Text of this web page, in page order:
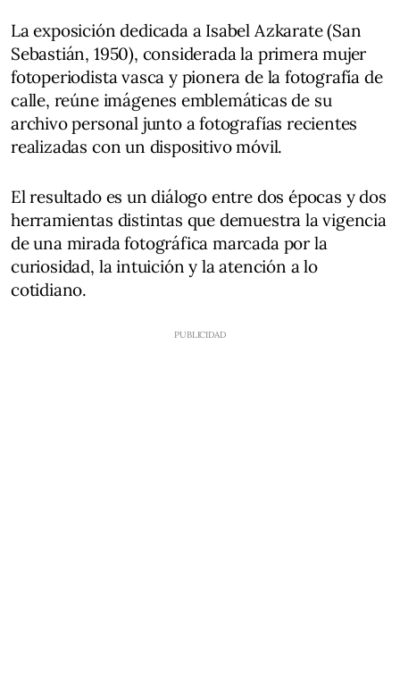
La exposición dedicada a Isabel Azkarate (San
Sebastián, 1950), considerada la primera mujer
fotoperiodista vasca y pionera de la fotografía de
calle, reúne imágenes emblemáticas de su
archivo personal junto a fotografías recientes
realizadas con un dispositivo móvil.
El resultado es un diálogo entre dos épocas y dos
herramientas distintas que demuestra la vigencia
de una mirada fotográfica marcada por la
curiosidad, la intuición y la atención a lo
cotidiano.